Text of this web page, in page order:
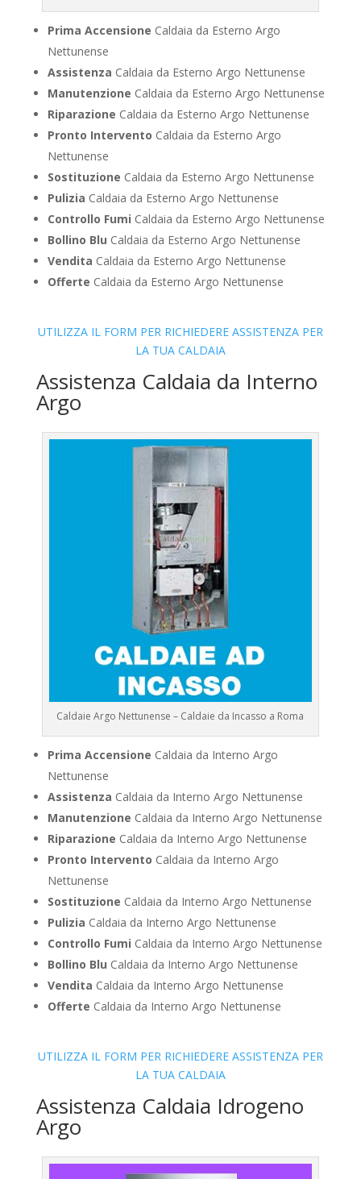
Prima Accensione Caldaia da Esterno Argo
Nettunense
Assistenza Caldaia da Esterno Argo Nettunense
Manutenzione Caldaia da Esterno Argo Nettunense
Riparazione Caldaia da Esterno Argo Nettunense
Pronto Intervento Caldaia da Esterno Argo
Nettunense
Sostituzione Caldaia da Esterno Argo Nettunense
Pulizia Caldaia da Esterno Argo Nettunense
Controllo Fumi Caldaia da Esterno Argo Nettunense
Bollino Blu Caldaia da Esterno Argo Nettunense
Vendita Caldaia da Esterno Argo Nettunense
Offerte Caldaia da Esterno Argo Nettunense
UTILIZZA IL FORM PER RICHIEDERE ASSISTENZA PER
LA TUA CALDAIA
Assistenza Caldaia da Interno
Argo
Caldaie Argo Nettunense – Caldaie da Incasso a Roma
Prima Accensione Caldaia da Interno Argo
Nettunense
Assistenza Caldaia da Interno Argo Nettunense
Manutenzione Caldaia da Interno Argo Nettunense
Riparazione Caldaia da Interno Argo Nettunense
Pronto Intervento Caldaia da Interno Argo
Nettunense
Sostituzione Caldaia da Interno Argo Nettunense
Pulizia Caldaia da Interno Argo Nettunense
Controllo Fumi Caldaia da Interno Argo Nettunense
Bollino Blu Caldaia da Interno Argo Nettunense
Vendita Caldaia da Interno Argo Nettunense
Offerte Caldaia da Interno Argo Nettunense
UTILIZZA IL FORM PER RICHIEDERE ASSISTENZA PER
LA TUA CALDAIA
Assistenza Caldaia Idrogeno
Argo